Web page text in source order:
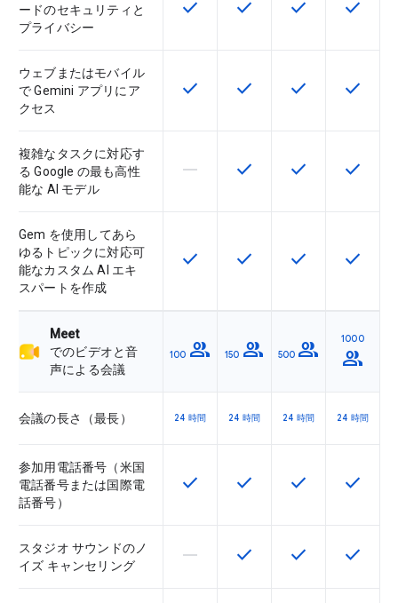
ードのセキュリティと
プライバシー
この機能は該当の SKU で利用で
check この機能は該当の SKU
check この機能は該当
check この機
check
ウェブまたはモバイル
で Gemini アプリにア
クセス
この機能は該当の SKU で利用で
check この機能は該当の SKU
check この機能は該当
check この機
check
複雑なタスクに対応す
る Google の最も高性
能な AI モデル
この機能は該当の SKU でサポー
horizontal_rule この機能は該当の SKU
check この機能は該当
check この機
check
Gem を使用してあら
ゆるトピックに対応可
能なカスタム AI エキ
スパートを作成
この機能は該当の SKU で利用で
check この機能は該当の SKU
check この機能は該当
check この機
check
Meet
でのビデオと音
声による会議
100 group 150 group 500 group 1000
group
会議の長さ（最長） 24 時間 24 時間 24 時間 24 時間
参加用電話番号（米国
電話番号または国際電
話番号）
この機能は該当の SKU で利用で
check この機能は該当の SKU
check この機能は該当
check この機
check
スタジオ サウンドのノ
イズ キャンセリング
この機能は該当の SKU でサポー
horizontal_rule この機能は該当の SKU
check この機能は該当
check この機
check